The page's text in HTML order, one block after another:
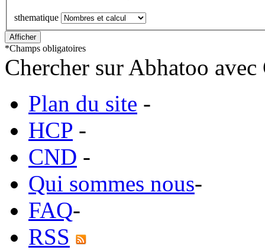
sthematique
*Champs obligatoires
Chercher sur Abhatoo
Plan du site -
HCP -
CND -
Qui sommes nous-
FAQ-
RSS